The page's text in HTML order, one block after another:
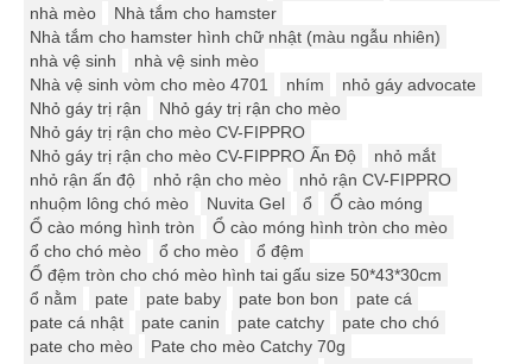
nhà mèo
Nhà tắm cho hamster
Nhà tắm cho hamster hình chữ nhật (màu ngẫu nhiên)
nhà vệ sinh
nhà vệ sinh mèo
Nhà vệ sinh vòm cho mèo 4701
nhím
nhỏ gáy advocate
Nhỏ gáy trị rận
Nhỏ gáy trị rận cho mèo
Nhỏ gáy trị rận cho mèo CV-FIPPRO
Nhỏ gáy trị rận cho mèo CV-FIPPRO Ấn Độ
nhỏ mắt
nhỏ rận ấn độ
nhỏ rận cho mèo
nhỏ rận CV-FIPPRO
nhuộm lông chó mèo
Nuvita Gel ổ
Ổ cào móng
Ổ cào móng hình tròn
Ổ cào móng hình tròn cho mèo
ổ cho chó mèo
ổ cho mèo
ổ đệm
Ổ đệm tròn cho chó mèo hình tai gấu size 50*43*30cm
ổ nằm
pate pate baby pate bon bon
pate cá
pate cá nhật
pate canin pate catchy
pate cho chó
pate cho mèo
Pate cho mèo Catchy 70g